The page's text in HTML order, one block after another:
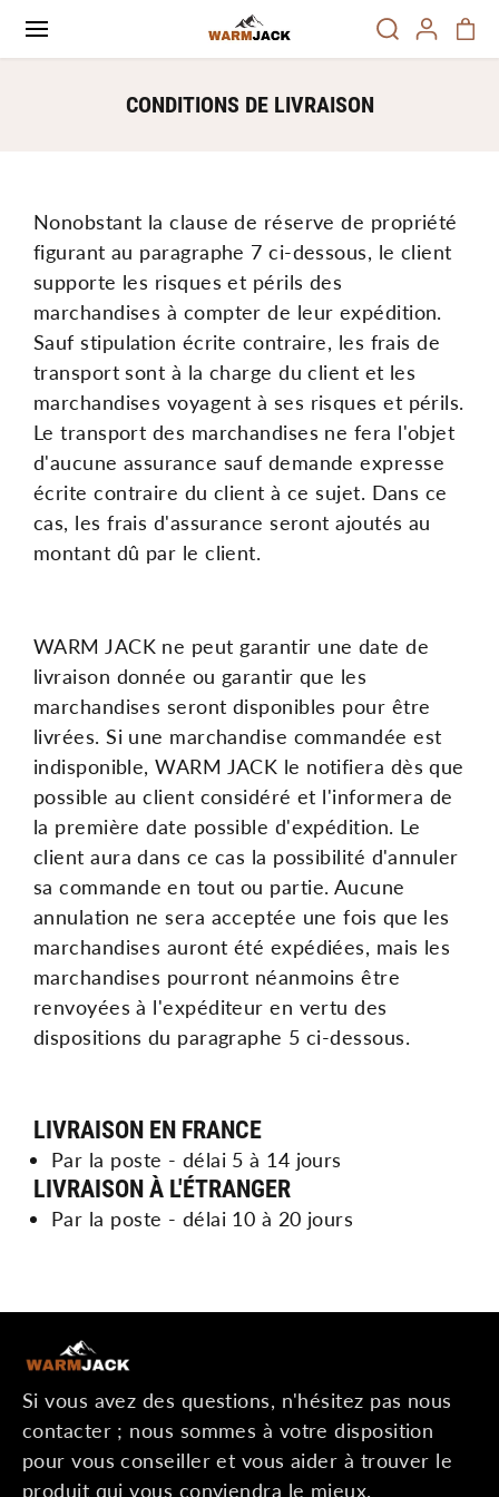
PASSER AU
CONDITIONS DE LIVRAISON
Nonobstant la clause de réserve de propriété
figurant au paragraphe 7 ci-dessous, le client
supporte les risques et périls des
marchandises à compter de leur expédition.
Sauf stipulation écrite contraire, les frais de
transport sont à la charge du client et les
marchandises voyagent à ses risques et périls.
Le transport des marchandises ne fera l'objet
d'aucune assurance sauf demande expresse
écrite contraire du client à ce sujet. Dans ce
cas, les frais d'assurance seront ajoutés au
montant dû par le client.
WARM JACK ne peut garantir une date de
livraison donnée ou garantir que les
marchandises seront disponibles pour être
livrées. Si une marchandise commandée est
indisponible, WARM JACK le notifiera dès que
possible au client considéré et l'informera de
la première date possible d'expédition. Le
client aura dans ce cas la possibilité d'annuler
sa commande en tout ou partie. Aucune
annulation ne sera acceptée une fois que les
marchandises auront été expédiées, mais les
marchandises pourront néanmoins être
renvoyées à l'expéditeur en vertu des
dispositions du paragraphe 5 ci-dessous.
LIVRAISON EN FRANCE
Par la poste - délai 5 à 14 jours
LIVRAISON À L'ÉTRANGER
Par la poste - délai 10 à 20 jours
Si vous avez des questions, n'hésitez pas nous
contacter ; nous sommes à votre disposition
pour vous conseiller et vous aider à trouver le
produit qui vous conviendra le mieux.